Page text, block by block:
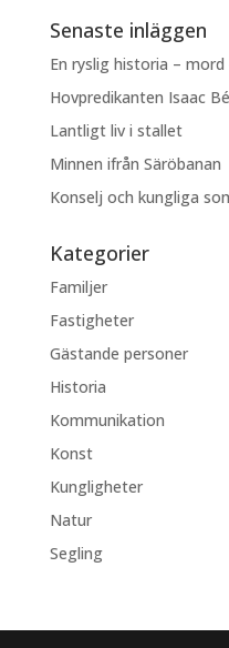
Senaste inläggen
En ryslig historia –
Hovpredikanten Isaac
Lantligt liv i stallet
Minnen ifrån Säröbanan
Konselj och kungliga
Kategorier
Familjer
Fastigheter
Gästande personer
Historia
Kommunikation
Konst
Kungligheter
Natur
Segling